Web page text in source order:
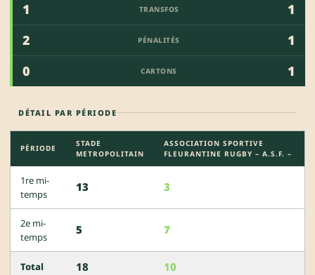
1
TRANSFOS
1
2
PÉNALITÉS
1
0
CARTONS 1
DÉTAIL PAR PÉRIODE
PÉRIODE
STADE
METROPOLITAIN
ASSOCIATION SPORTIVE
FLEURANTINE RUGBY – A.S.F. –
1re mi-
temps
13 3
2e mi-
temps
5 7
Total 18 10